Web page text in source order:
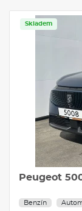
Skladem
Peugeot
Benzín